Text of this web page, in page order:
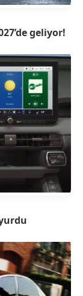
geliyor!